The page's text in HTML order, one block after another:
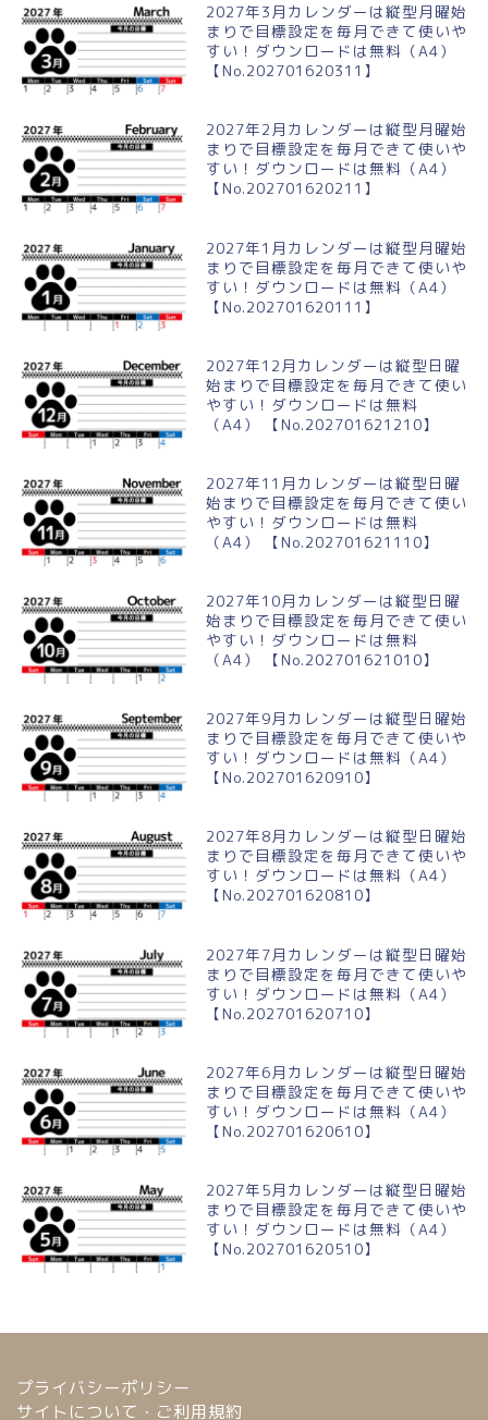
2027年3月カレンダーは縦型月曜始
まりで目標設定を毎月できて使いや
すい！ダウンロードは無料（A4）
【No.202701620311】
2027年2月カレンダーは縦型月曜始
まりで目標設定を毎月できて使いや
すい！ダウンロードは無料（A4）
【No.202701620211】
2027年1月カレンダーは縦型月曜始
まりで目標設定を毎月できて使いや
すい！ダウンロードは無料（A4）
【No.202701620111】
2027年12月カレンダーは縦型日曜
始まりで目標設定を毎月できて使い
やすい！ダウンロードは無料
（A4） 【No.202701621210】
2027年11月カレンダーは縦型日曜
始まりで目標設定を毎月できて使い
やすい！ダウンロードは無料
（A4） 【No.202701621110】
2027年10月カレンダーは縦型日曜
始まりで目標設定を毎月できて使い
やすい！ダウンロードは無料
（A4） 【No.202701621010】
2027年9月カレンダーは縦型日曜始
まりで目標設定を毎月できて使いや
すい！ダウンロードは無料（A4）
【No.202701620910】
2027年8月カレンダーは縦型日曜始
まりで目標設定を毎月できて使いや
すい！ダウンロードは無料（A4）
【No.202701620810】
2027年7月カレンダーは縦型日曜始
まりで目標設定を毎月できて使いや
すい！ダウンロードは無料（A4）
【No.202701620710】
2027年6月カレンダーは縦型日曜始
まりで目標設定を毎月できて使いや
すい！ダウンロードは無料（A4）
【No.202701620610】
2027年5月カレンダーは縦型日曜始
まりで目標設定を毎月できて使いや
すい！ダウンロードは無料（A4）
【No.202701620510】
プライバシーポリシー
サイトについて・ご利用規約